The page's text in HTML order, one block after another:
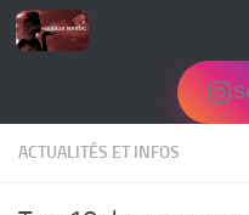
Skip to content
ACTUALITÉS ET INFOS